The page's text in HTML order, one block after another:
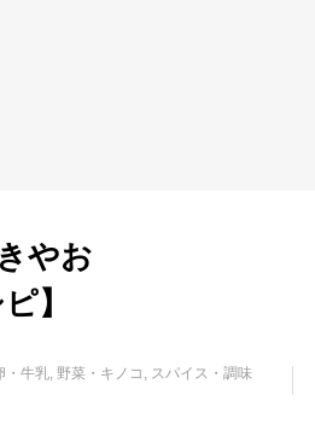
やお
】
・牛乳 野菜・キノコ
スパイス・調味